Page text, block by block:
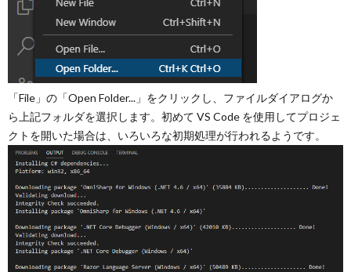
「File」の「Open Folder...」をクリックし、ファイルダイアログか
ら上記フォルダを選択します。初めて VS Code を使用してプロジェ
クトを開いた場合は、いろいろな初期処理が行われるようです。